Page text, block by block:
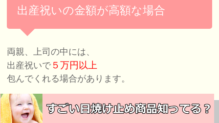
出産祝いの金額が高額な場合
両親、上司の中には、
出産祝いで ５万円以上
包んでくれる場合があります。
お返しの金額の目安どおりに
あまりにも高価なものを贈ってしまうと
このページの先頭へ